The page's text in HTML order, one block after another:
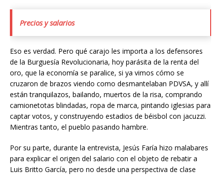
Precios y salarios
Eso es verdad. Pero qué carajo les importa a los defensores
de la Burguesía Revolucionaria, hoy parásita de la renta del
oro, que la economía se paralice, si ya vimos cómo se
cruzaron de brazos viendo como desmantelaban PDVSA, y allí
están tranquilazos, bailando, muertos de la risa, comprando
camionetotas blindadas, ropa de marca, pintando iglesias para
captar votos, y construyendo estadios de béisbol con jacuzzi.
Mientras tanto, el pueblo pasando hambre.
Por su parte, durante la entrevista, Jesús Faría hizo malabares
para explicar el origen del salario con el objeto de rebatir a
Luis Britto García, pero no desde una perspectiva de clase